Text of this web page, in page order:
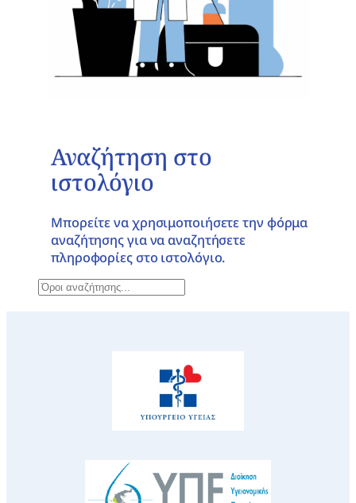
Αναζήτηση στο
ιστολόγιο
Μπορείτε να χρησιμοποιήσετε την φόρμα
αναζήτησης για να αναζητήσετε
πληροφορίες στο ιστολόγιο.
Α